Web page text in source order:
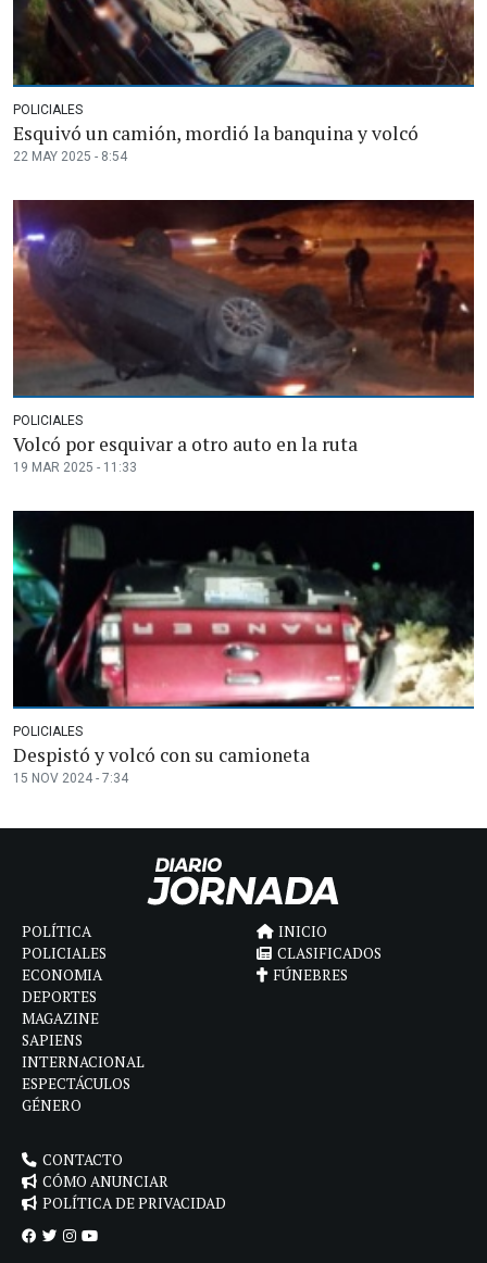
POLICIALES
Esquivó un camión, mordió la banquina y volcó
22 MAY 2025 - 8:54
POLICIALES
Volcó por esquivar a otro auto en la ruta
19 MAR 2025 - 11:33
POLICIALES
Despistó y volcó con su camioneta
15 NOV 2024 - 7:34
POLÍTICA
POLICIALES
ECONOMIA
DEPORTES
MAGAZINE
SAPIENS
INTERNACIONAL
ESPECTÁCULOS
GÉNERO
INICIO
CLASIFICADOS
FÚNEBRES
CONTACTO
CÓMO ANUNCIAR
POLÍTICA DE PRIVACIDAD